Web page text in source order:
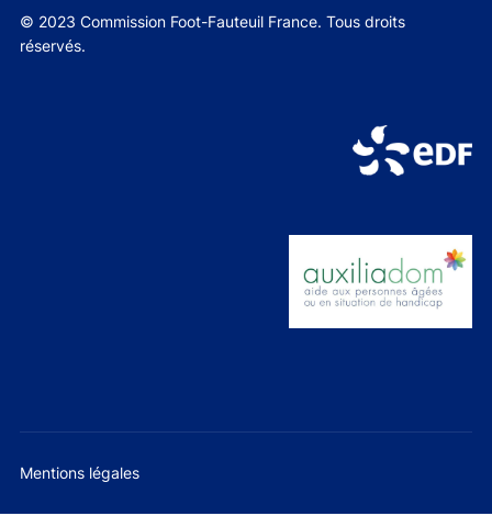
© 2023 Commission Foot-Fauteuil France. Tous droits
réservés.
Mentions légales